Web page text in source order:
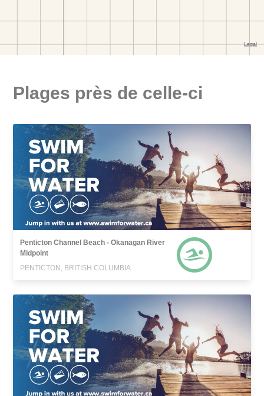
Plages près de celle-ci
Penticton Channel Beach - Okanagan River
Midpoint
PENTICTON, BRITISH COLUMBIA